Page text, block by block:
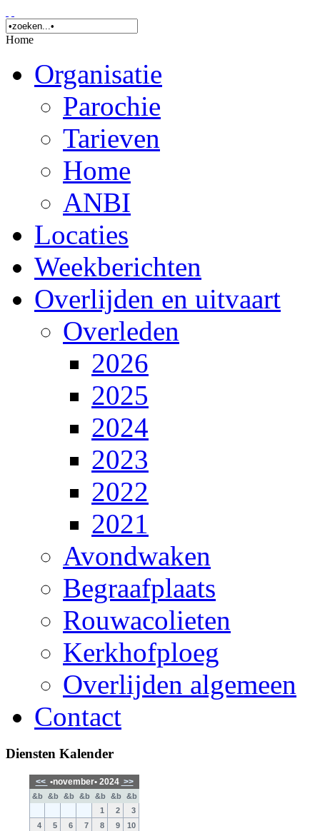
Home
Organisatie
Parochie
Tarieven
Home
ANBI
Locaties
Weekberichten
Overlijden en uitvaart
Overleden
2026
2025
2024
2023
2022
2021
Avondwaken
Begraafplaats
Rouwacolieten
Kerkhofploeg
Overlijden algemeen
Contact
Diensten Kalender
<< •november• 2024 >>
&b &b &b &b &b &b &b
1
2
3
4
5 6 7 8 9
10